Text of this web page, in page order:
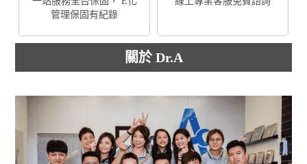
管理保固有紀錄
關於 Dr.A